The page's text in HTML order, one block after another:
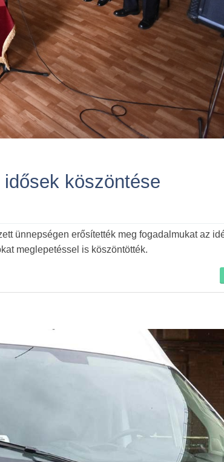
köszöntése
ünnepségen erősítették meg fogadalmukat az
meglepetéssel is köszöntötték.